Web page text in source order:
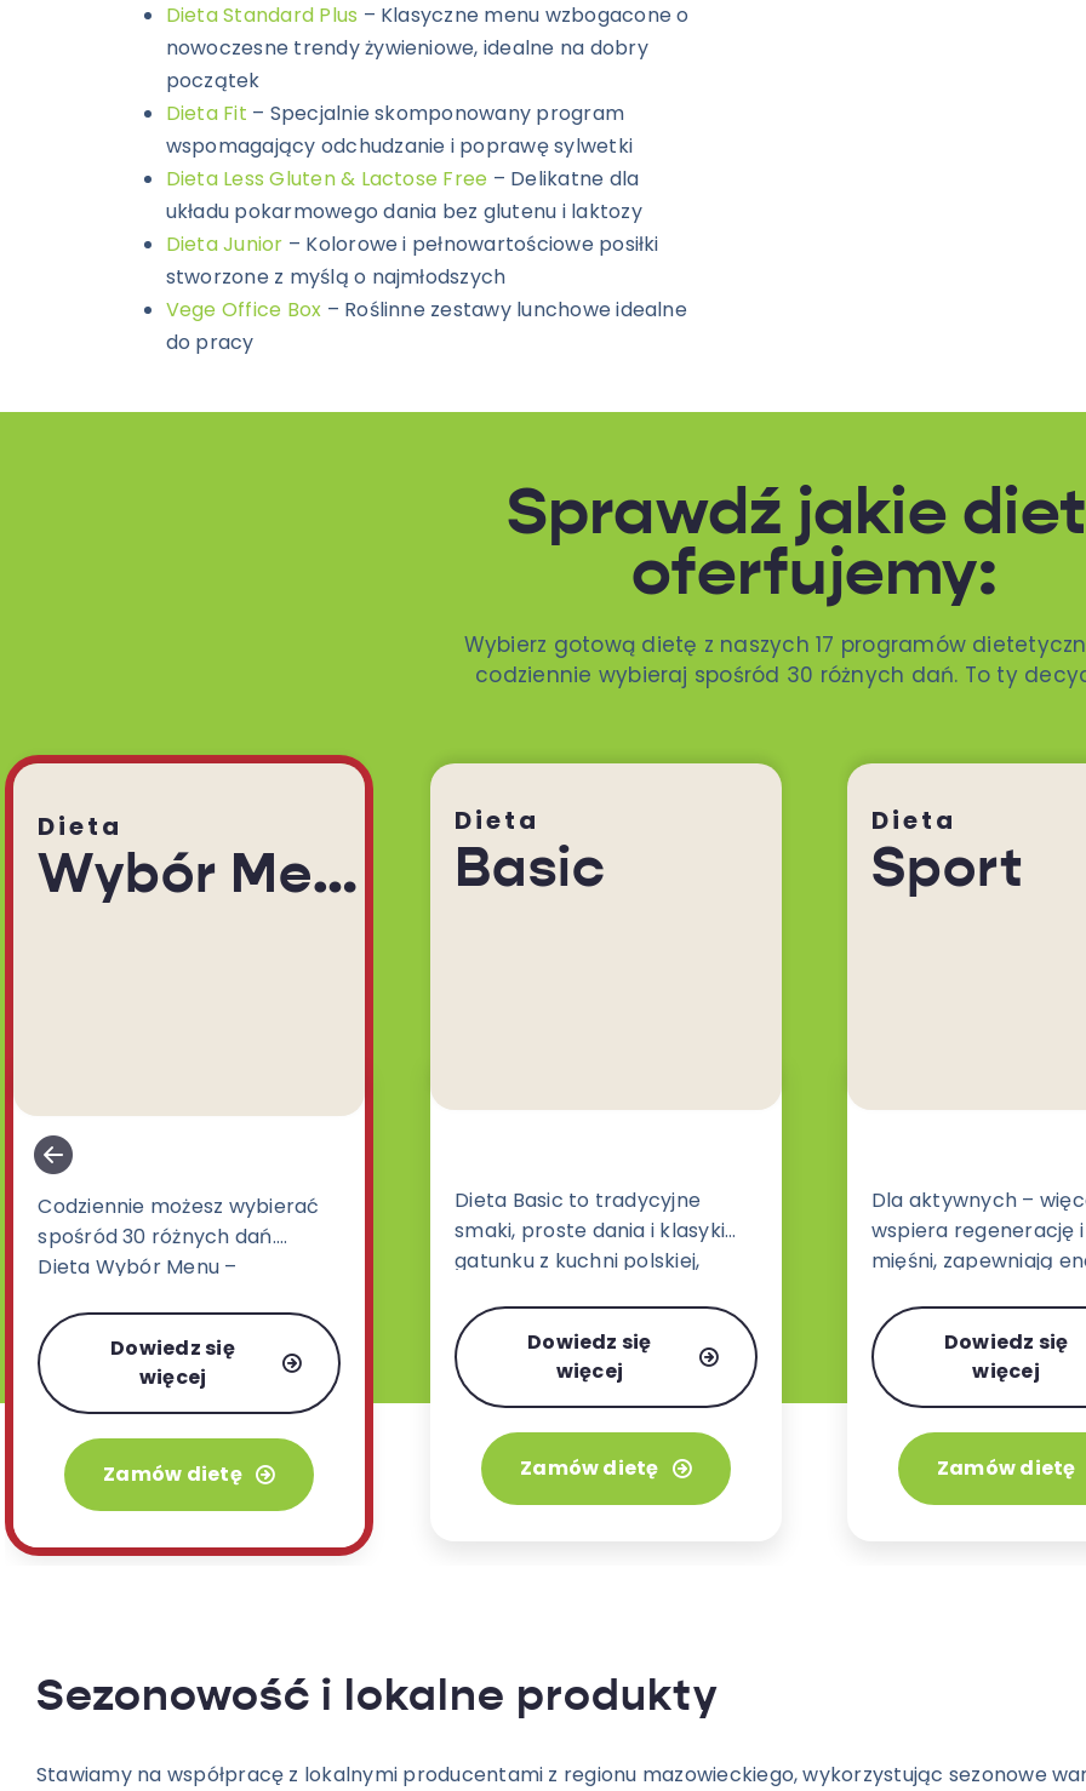
Dieta Standard Plus – Klasyczne menu wzbogacone o
nowoczesne trendy żywieniowe, idealne na dobry
początek
Dieta Fit – Specjalnie skomponowany program
wspomagający odchudzanie i poprawę sylwetki
Dieta Less Gluten & Lactose Free – Delikatne dla
układu pokarmowego dania bez glutenu i laktozy
Dieta Junior – Kolorowe i pełnowartościowe posiłki
stworzone z myślą o najmłodszych
Vege Office Box – Roślinne zestawy lunchowe idealne
do pracy
Sprawdź jakie
oferfujemy:
Wybierz gotową dietę z naszych 17 programów
codziennie wybieraj spośród 30 różnych dań. To ty
Dieta
Wybór Menu
Codziennie możesz wybierać
spośród 30 różnych dań.
Dieta Wybór Menu –
uwielbiany wariant w naszej
ofercie.Dowiedz się
więcej
Zamów dietę
Dieta
Basic
Dieta Basic to tradycyjne
smaki, proste dania i klasyki
gatunku z kuchni polskiej,
orientalnej w wariancie 3 lub 4
posiłków.Dowiedz się
więcej
Zamów dietę
Dieta
Sport
Dla aktywnych –
wspiera regenerację
mięśni, zapewniają
Dowiedz się
więcej
Zamów dietę
Sezonowość i lokalne produkty
Stawiamy na współpracę z lokalnymi producentami z regionu mazowieckiego, wykorzystując sezonowe